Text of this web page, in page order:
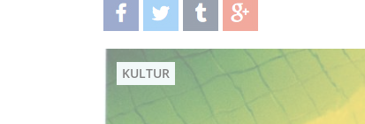
teilentwittern teilen teilen
KULTUR